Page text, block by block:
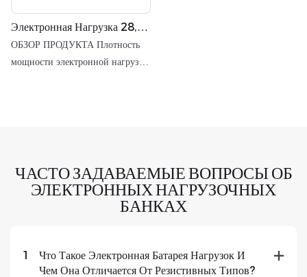
Электронная Нагрузка 28,5
В
ОБЗОР ПРОДУКТА Плотность
мощности электронной нагрузки
ЧАСТО ЗАДАВАЕМЫЕ ВОПРОСЫ ОБ
ЭЛЕКТРОННЫХ НАГРУЗОЧНЫХ
БАНКАХ
1
Что Такое Электронная Батарея Нагрузок И
Чем Она Отличается От Резистивных Типов?